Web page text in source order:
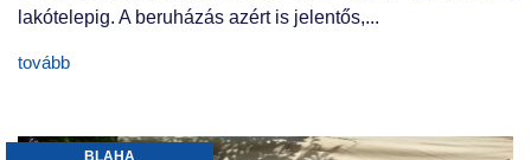
lakótelepig. A beruházás azért is jelentős,...
tovább
BLAHA